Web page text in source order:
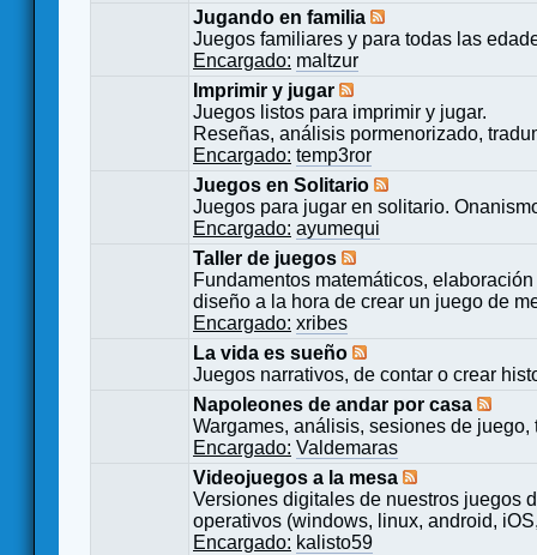
Jugando en familia
Juegos familiares y para todas las
Encargado: maltzur
Imprimir y jugar
Juegos listos para imprimir y jugar.
Reseñas, análisis pormenorizado,
Encargado: temp3ror
Juegos en Solitario
Juegos para jugar en solitario.
Encargado: ayumequi
Taller de juegos
Fundamentos matemáticos,
diseño a la hora de crear un juego de
Encargado: xribes
La vida es sueño
Juegos narrativos, de contar o crear
Napoleones de andar por casa
Wargames, análisis, sesiones de
Encargado: Valdemaras
Videojuegos a la mesa
Versiones digitales de nuestros juegos
operativos (windows, linux, android,
Encargado: kalisto59